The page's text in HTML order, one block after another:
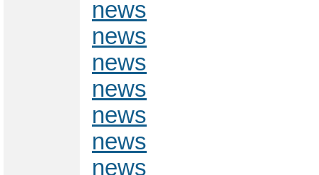
news
news
news
news
news
news
news